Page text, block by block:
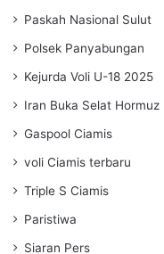
Paskah Nasional Sulut
Polsek Panyabungan
Kejurda Voli U-18 2025
Iran Buka Selat Hormuz
Gaspool Ciamis
voli Ciamis terbaru
Triple S Ciamis
Paristiwa
Siaran Pers